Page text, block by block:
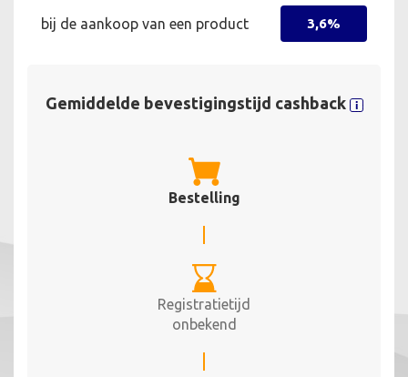
bij de aankoop van een product 3,6%
Gemiddelde bevestigingstijd cashback
Bestelling
Registratietijd
onbekend